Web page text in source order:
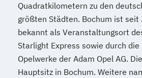
Quadratkilometern zu den
größten Städten. Bochum ist seit
bekannt als Veranstaltungsort
Starlight Express sowie durch
Opelwerke der Adam Opel AG.
Hauptsitz in Bochum. Weitere